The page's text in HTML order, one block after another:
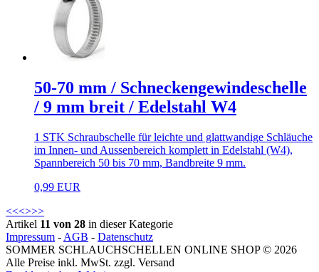
50-70 mm / Schneckengewindeschelle
/ 9 mm breit / Edelstahl W4
1 STK Schraubschelle für leichte und glattwandige Schläuche
im Innen- und Aussenbereich komplett in Edelstahl (W4),
Spannbereich 50 bis 70 mm, Bandbreite 9 mm.
0,99 EUR
<<<>>>
Artikel 11 von 28 in dieser Kategorie
Impressum - AGB - Datenschutz
SOMMER SCHLAUCHSCHELLEN ONLINE SHOP © 2026
Alle Preise inkl. MwSt. zzgl. Versand